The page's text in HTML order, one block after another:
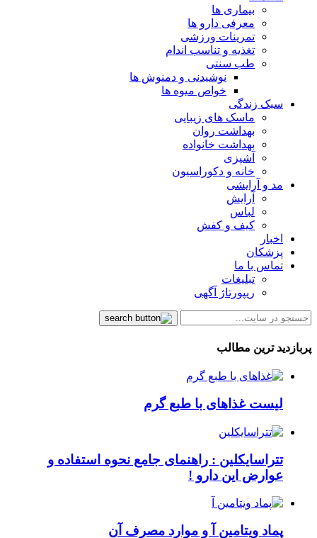
بیماری ها
معرفی دارو ها
تمرینات ورزشی
تغذیه و تناسب اندام
طب سنتی
نوشیدنی و دمنوش ها
خواص میوه ها
سبک زندگی
ماسک های زیبایی
بهداشت روان
بهداشت خانواده
آشپزی
خانه و دکوراسیون
مد و آرایشی
آرایش
لباس
کیف و کفش
اخبار
پزشکان
تماس با ما
تبلیغات
ریپورتاژ آگهی
پربازدید ترین مطالب
لیست غذاهای با طبع گرم
تتراسایکلین : راهنمای جامع نحوه استفاده و
عوارض این دارو !
پماد ویتامین آ و موارد مصرف آن